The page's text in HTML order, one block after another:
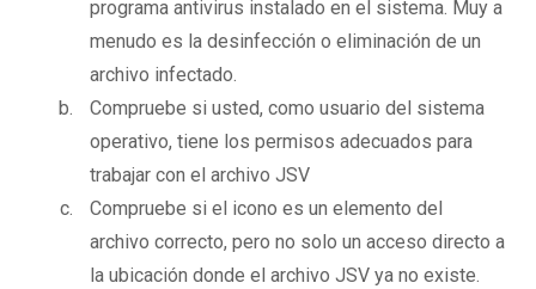
programa antivirus instalado en el sistema. Muy a
menudo es la desinfección o eliminación de un
archivo infectado.
Compruebe si usted, como usuario del sistema
operativo, tiene los permisos adecuados para
trabajar con el archivo JSV
Compruebe si el icono es un elemento del
archivo correcto, pero no solo un acceso directo a
la ubicación donde el archivo JSV ya no existe.